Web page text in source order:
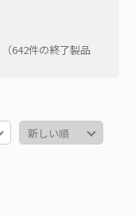
（642件の終了製品